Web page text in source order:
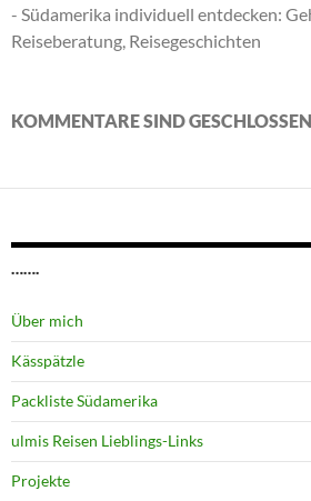
- Südamerika individuell entdecken:
Reiseberatung, Reisegeschichten
KOMMENTARE SIND
…….
Über mich
Kässpätzle
Packliste Südamerika
ulmis Reisen Lieblings-Links
Projekte